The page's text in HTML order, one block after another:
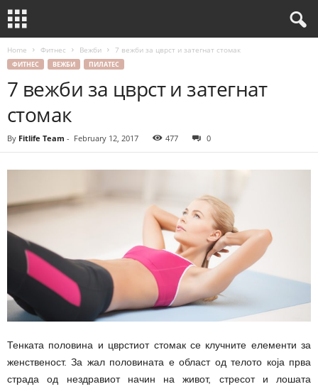
Home Фитнес Вежби 7 вежби за цврст и затегнат стомак
ФИТНЕС ВЕЖБИ ПИЛАТЕС
7 вежби за цврст и затегнат
стомак
By Fitlife Team - February 12, 2017 477 0
Тенката половина и цврстиот стомак се клучните елементи за
женственост. За жал половината е област од телото која прва
страда од нездравиот начин на живот, стресот и лошата